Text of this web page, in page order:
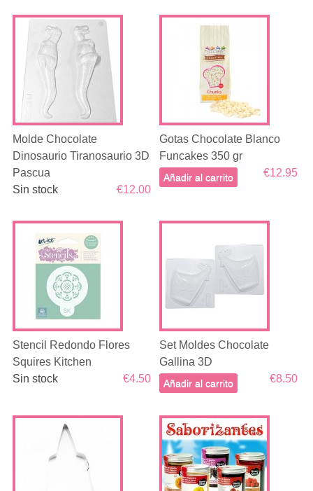
Molde Chocolate
Dinosaurio Tiranosaurio 3D
Pascua
€12.00
Sin stock
Gotas Chocolate Blanco
Funcakes 350 gr
€12.95
Añadir al carrito
Stencil Redondo Flores
Squires Kitchen
€4.50
Sin stock
Set Moldes Chocolate
Gallina 3D
€8.50
Añadir al carrito